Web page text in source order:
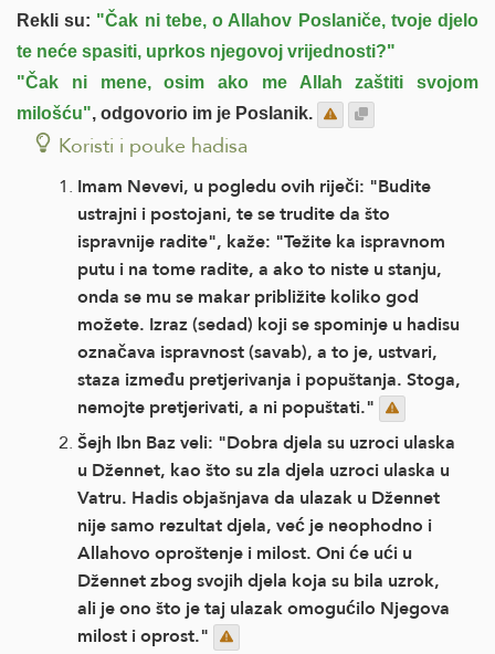
Rekli su: "Čak ni tebe, o Allahov Poslaniče, tvoje djelo
te neće spasiti, uprkos njegovoj vrijednosti?"
"Čak ni mene, osim ako me Allah zaštiti svojom
milošću", odgovorio im je Poslanik.
Koristi i pouke hadisa
Imam Nevevi, u pogledu ovih riječi: "Budite
ustrajni i postojani, te se trudite da što
ispravnije radite", kaže: "Težite ka ispravnom
putu i na tome radite, a ako to niste u stanju,
onda se mu se makar približite koliko god
možete. Izraz (sedad) koji se spominje u hadisu
označava ispravnost (savab), a to je, ustvari,
staza između pretjerivanja i popuštanja. Stoga,
nemojte pretjerivati, a ni popuštati."
Šejh Ibn Baz veli: "Dobra djela su uzroci ulaska
u Džennet, kao što su zla djela uzroci ulaska u
Vatru. Hadis objašnjava da ulazak u Džennet
nije samo rezultat djela, već je neophodno i
Allahovo oproštenje i milost. Oni će ući u
Džennet zbog svojih djela koja su bila uzrok,
ali je ono što je taj ulazak omogućilo Njegova
milost i oprost."